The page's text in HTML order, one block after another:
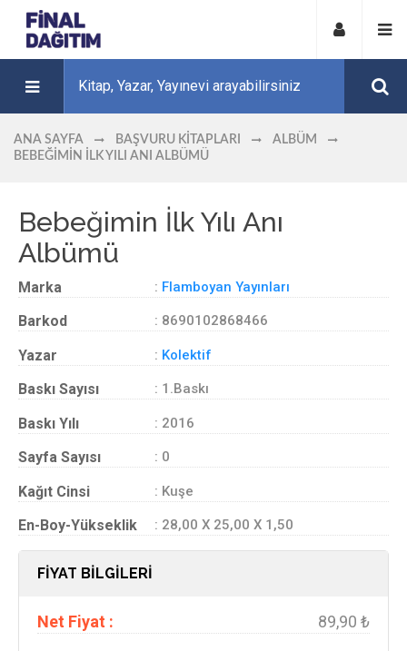
ANA SAYFA BAŞVURU KITAPLARI
ALBÜM
BEBEĞIMIN İLK YILI ANI ALBÜMÜ
Bebeğimin İlk Yılı Anı
Albümü
Marka : Flamboyan Yayınları
Barkod : 8690102868466
Yazar : Kolektif
Baskı Sayısı : 1.Baskı
Baskı Yılı : 2016
Sayfa Sayısı : 0
Kağıt Cinsi : Kuşe
En-Boy-Yükseklik : 28,00 X 25,00 X 1,50
FİYAT BİLGİLERİ
Net Fiyat :
89,90 ₺